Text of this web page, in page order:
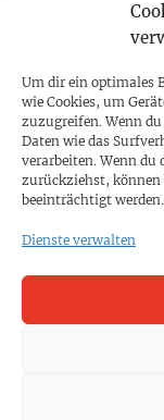
Um dir ein optimales
wie Cookies, um
zuzugreifen. Wenn
Daten wie das
verarbeiten. Wenn
zurückziehst,
beeinträchtigt werden.
Dienste verwalten
Mediadaten
Impressum
SPENDEN
Cookie-